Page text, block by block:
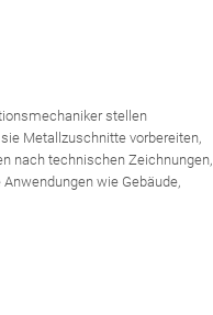
stellen
Metallzuschnitte vorbereiten,
nach technischen Zeichnungen,
wie Gebäude,